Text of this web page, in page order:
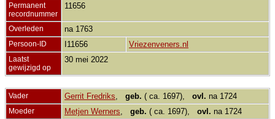
Permanent
recordnummer
11656
Overleden na 1763
Persoon-ID I11656 Vriezenveners.nl
Laatst
gewijzigd op
30 mei 2022
Vader Gerrit Fredriks geb. ( ca. 1697), ovl. na 1724
Moeder Metjen Werners geb. ( ca. 1697), ovl. na 1724